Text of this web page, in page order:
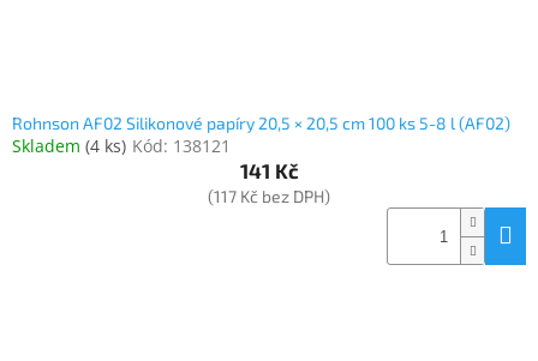
Rohnson AF02 Silikonové papíry 20,5 × 20,5 cm 100 ks 5-8 l (AF02)
Skladem (4 ks) Kód: 138121
141 Kč
(117 Kč bez DPH)